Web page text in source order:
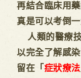
再結合臨床用
真是可以考倒
人類的醫療技
以完全了解感
留在「 症狀療法